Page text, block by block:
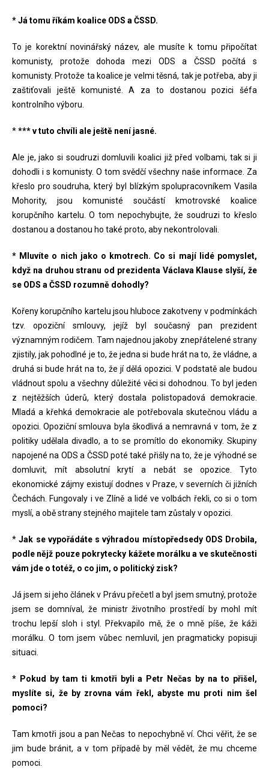
* Já tomu říkám koalice ODS a ČSSD.
To je korektní novinářský název, ale musíte k tomu připočítat
komunisty, protože dohoda mezi ODS a ČSSD počítá s
komunisty. Protože ta koalice je velmi těsná, tak je potřeba, aby ji
zaštiťovali ještě komunisté. A za to dostanou pozici šéfa
kontrolního výboru.
**** v tuto chvíli ale ještě není jasné.
Ale je, jako si soudruzi domluvili koalici již před volbami, tak si ji
dohodli i s komunisty. O tom svědčí všechny naše informace. Za
křeslo pro soudruha, který byl blízkým spolupracovníkem Vasila
Mohority, jsou komunisté součástí kmotrovské koalice
korupčního kartelu. O tom nepochybujte, že soudruzi to křeslo
dostanou a dostanou ho také proto, aby nekontrolovali.
* Mluvíte o nich jako o kmotrech. Co si mají lidé pomyslet,
když na druhou stranu od prezidenta Václava Klause slyší, že
se ODS a ČSSD rozumně dohodly?
Kořeny korupčního kartelu jsou hluboce zakotveny v podmínkách
tzv. opoziční smlouvy, jejíž byl současný pan prezident
významným rodičem. Tam najednou jakoby znepřátelené strany
zjistily, jak pohodlné je to, že jedna si bude hrát na to, že vládne, a
druhá si bude hrát na to, že jí dělá opozici. V podstatě ale budou
vládnout spolu a všechny důležité věci si dohodnou. To byl jeden
z nejtěžších úderů, který dostala polistopadová demokracie.
Mladá a křehká demokracie ale potřebovala skutečnou vládu a
opozici. Opoziční smlouva byla škodlivá a nemravná v tom, že z
politiky udělala divadlo, a to se promítlo do ekonomiky. Skupiny
napojené na ODS a ČSSD poté také přišly na to, že je výhodné se
domluvit, mít absolutní krytí a nebát se opozice. Tyto
ekonomické zájmy existují dodnes v Praze, v severních či jižních
Čechách. Fungovaly i ve Zlíně a lidé ve volbách řekli, co si o tom
myslí, a obě strany stejného majitele tam zůstaly v opozici.
* Jak se vypořádáte s výhradou místopředsedy ODS Drobila,
podle nějž pouze pokrytecky kážete morálku a ve skutečnosti
vám jde o totéž, o co jim, o politický zisk?
Já jsem si jeho článek v Právu přečetl a byl jsem smutný, protože
jsem se domníval, že ministr životního prostředí by mohl mít
trochu lepší sloh i styl. Překvapilo mě, že o mně píše, že káži
morálku. O tom jsem vůbec nemluvil, jen pragmaticky popisuji
situaci.
* Pokud by tam ti kmotři byli a Petr Nečas by na to přišel,
myslíte si, že by zrovna vám řekl, abyste mu proti nim šel
pomoci?
Tam kmotři jsou a pan Nečas to nepochybně ví. Chci věřit, že se
jim bude bránit, a v tom případě by měl vědět, že mu chceme
pomoci.